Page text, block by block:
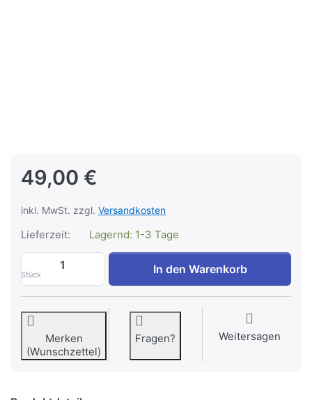
49,00 €
inkl. MwSt. zzgl. Versandkosten
Lieferzeit: Lagernd: 1-3 Tage
Stück
Geheime Quelle TGLBE-20407 zu 49,00
In den Warenkorb
Merken
(Wunschzettel)
Fragen? Weitersagen